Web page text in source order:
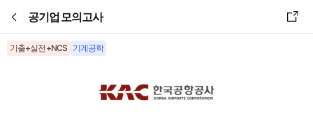
공기업 모의고사
기출+실전+NCS 기계공학